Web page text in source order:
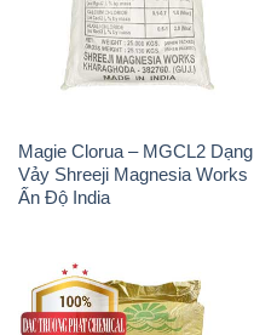
Magie Clorua – MGCL2 Dạng
Vảy Shreeji Magnesia Works
Ấn Độ India